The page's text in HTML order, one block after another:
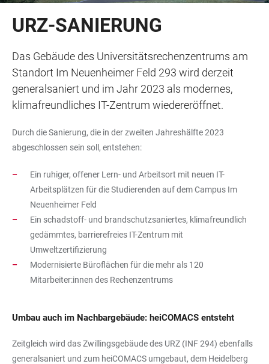
URZ-SANIERUNG
Das Gebäude des Universitätsrechenzentrums am
Standort Im Neuenheimer Feld 293 wird derzeit
generalsaniert und im Jahr 2023 als modernes,
klimafreundliches IT-Zentrum wiedereröffnet.
Durch die Sanierung, die in der zweiten Jahreshälfte 2023
abgeschlossen sein soll, entstehen:
Ein ruhiger, offener Lern- und Arbeitsort mit neuen IT-
Arbeitsplätzen für die Studierenden auf dem Campus Im
Neuenheimer Feld
Ein schadstoff- und brandschutzsaniertes, klimafreundlich
gedämmtes, barrierefreies IT-Zentrum mit
Umweltzertifizierung
Modernisierte Büroflächen für die mehr als 120
Mitarbeiter:innen des Rechenzentrums
Umbau auch im Nachbargebäude: heiCOMACS entsteht
Zeitgleich wird das Zwillingsgebäude des URZ (INF 294) ebenfalls
generalsaniert und zum heiCOMACS umgebaut, dem Heidelberg